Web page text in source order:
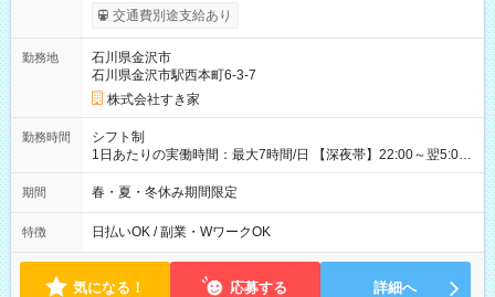
試用期間の長さ：1ヶ月 雇用形態、給与は本採用時と同じです。
試用期間の実態は30日（※条件変更なし）ですが、切り上げで
同時給）
交通費別途支給あり
勤務地
石川県金沢市
石川県金沢市駅西本町6-3-7
株式会社すき家
勤務時間
シフト制
1日あたりの実働時間：最大7時間/日 【深夜帯】22:00～翌5:00
週2日～・1日2h～OK◎ ※22:00から翌5:00までは18歳以上の方
のみ勤務可能です（18歳未満の深夜業務禁止のため） ★深夜で
す。 必ず、2名以上での勤務を行いますので、安心して働けま
す。
期間 春・夏・冬休み期間限定
特徴 日払いOK / 副業・WワークOK
気になる！ 応募する 詳細へ